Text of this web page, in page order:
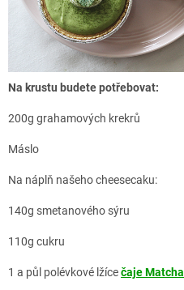
Na krustu budete potřebovat:
200g grahamových krekrů
Máslo
Na náplň našeho cheesecaku:
140g smetanového sýru
110g cukru
1 a půl polévkové lžícečaje Matcha